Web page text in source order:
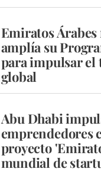
Emiratos Árabes
amplía su
para impulsar el
global
Abu Dhabi
emprendedores
proyecto
mundial de